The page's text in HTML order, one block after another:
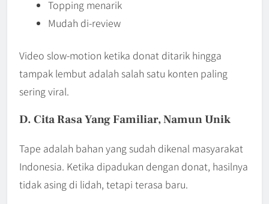
Topping menarik
Mudah di-review
Video slow-motion ketika donat ditarik hingga
tampak lembut adalah salah satu konten paling
sering viral.
D. Cita Rasa Yang Familiar, Namun Unik
Tape adalah bahan yang sudah dikenal masyarakat
Indonesia. Ketika dipadukan dengan donat, hasilnya
tidak asing di lidah, tetapi terasa baru.